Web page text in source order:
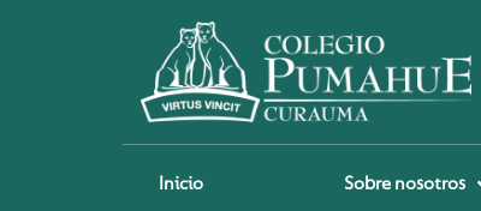
Inicio Sobre nosotros